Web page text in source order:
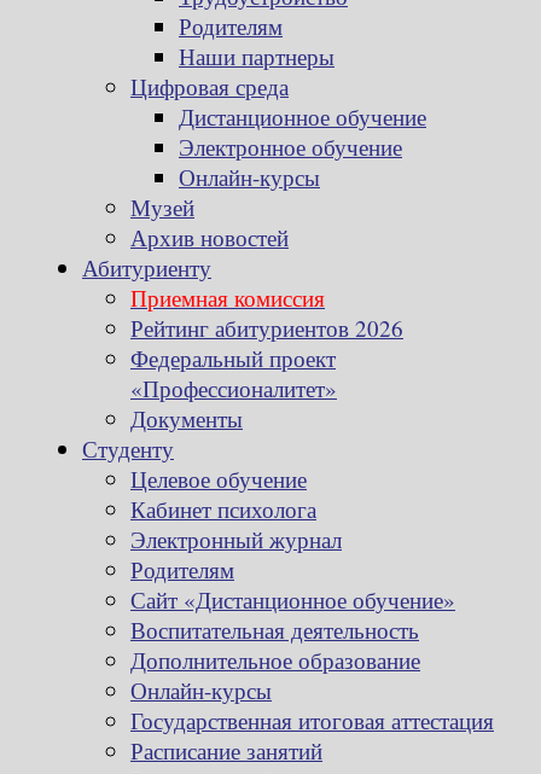
Родителям
Наши партнеры
Цифровая среда
Дистанционное обучение
Электронное обучение
Онлайн-курсы
Музей
Архив новостей
Абитуриенту
Приемная комиссия
Рейтинг абитуриентов 2026
Федеральный проект
«Профессионалитет»
Документы
Студенту
Целевое обучение
Кабинет психолога
Электронный журнал
Родителям
Сайт «Дистанционное обучение»
Воспитательная деятельность
Дополнительное образование
Онлайн-курсы
Государственная итоговая аттестация
Расписание занятий